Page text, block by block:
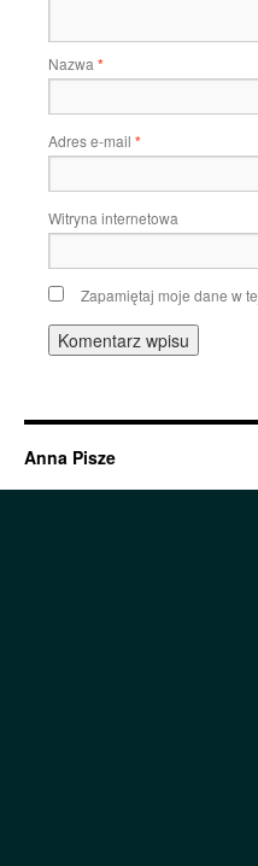
Nazwa *
Adres e-mail *
Witryna internetowa
Zapamiętaj moje dane w
Anna Pisze